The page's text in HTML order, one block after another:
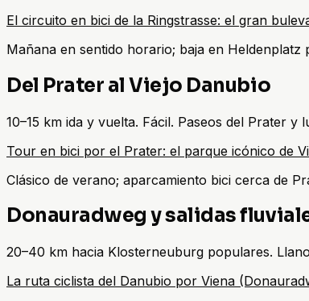
El circuito en bici de la Ringstrasse: el gran
Mañana en sentido horario; baja en Heldenplatz
Del Prater al Viejo Danubio
10–15 km ida y vuelta. Fácil. Paseos del Prater y
Tour en bici por el Prater: el parque icónico de
Clásico de verano; aparcamiento bici cerca de
Donauradweg y salidas
20–40 km hacia Klosterneuburg populares.
La ruta ciclista del Danubio por Viena